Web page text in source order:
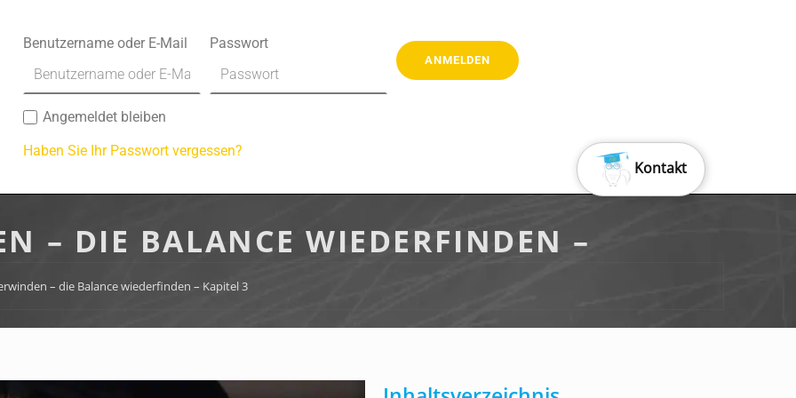
Benutzername oder E-Mail Passwort
Angemeldet bleiben
Haben Sie Ihr Passwort vergessen?
– DIE BALANCE WIEDERFINDEN –
– die Balance wiederfinden – Kapitel 3
Kontakt